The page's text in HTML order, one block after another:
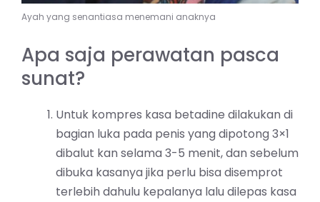
Ayah yang senantiasa menemani anaknya
Apa saja perawatan pasca
sunat?
Untuk kompres kasa betadine dilakukan di
bagian luka pada penis yang dipotong 3×1
dibalut kan selama 3-5 menit, dan sebelum
dibuka kasanya jika perlu bisa disemprot
terlebih dahulu kepalanya lalu dilepas kasa